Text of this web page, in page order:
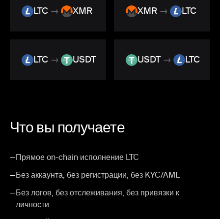
LTC → XMR XMR → LTC
LTC → USDT USDT → LTC
Что вы получаете
—Прямое on-chain исполнение LTC
—Без аккаунта, без регистрации, без KYC/AML
—Без логов, без отслеживания, без привязки к
личности